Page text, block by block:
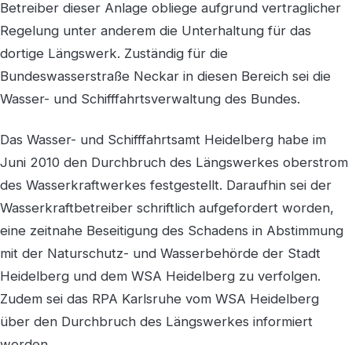
Betreiber dieser Anlage obliege aufgrund vertraglicher
Regelung unter anderem die Unterhaltung für das
dortige Längswerk. Zuständig für die
Bundeswasserstraße Neckar in diesen Bereich sei die
Wasser- und Schifffahrtsverwaltung des Bundes.
Das Wasser- und Schifffahrtsamt Heidelberg habe im
Juni 2010 den Durchbruch des Längswerkes oberstrom
des Wasserkraftwerkes festgestellt. Daraufhin sei der
Wasserkraftbetreiber schriftlich aufgefordert worden,
eine zeitnahe Beseitigung des Schadens in Abstimmung
mit der Naturschutz- und Wasserbehörde der Stadt
Heidelberg und dem WSA Heidelberg zu verfolgen.
Zudem sei das RPA Karlsruhe vom WSA Heidelberg
über den Durchbruch des Längswerkes informiert